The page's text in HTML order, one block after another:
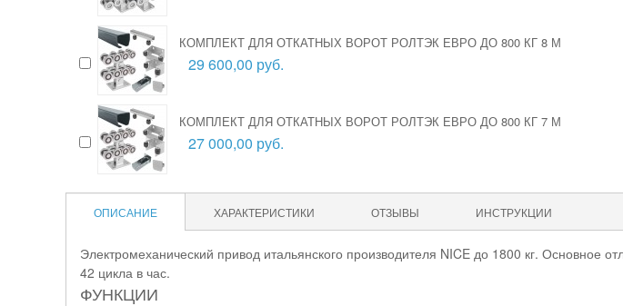
КОМПЛЕКТ ДЛЯ ОТКАТНЫХ ВОРОТ РОЛТЭК ЕВРО ДО 800 КГ 8 М
29 600,00 руб.
КОМПЛЕКТ ДЛЯ ОТКАТНЫХ ВОРОТ РОЛТЭК ЕВРО ДО 800 КГ 7 М
27 000,00 руб.
ОПИСАНИЕ ХАРАКТЕРИСТИКИ ОТЗЫВЫ ИНСТРУКЦИИ
Электромеханический привод итальянского производителя NICE до 1800 кг. Основное
42 цикла в час.
ФУНКЦИИ